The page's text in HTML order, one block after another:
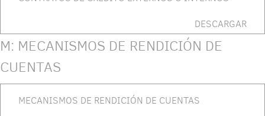
DESCARGAR
M: MECANISMOS DE RENDICIÓN DE
CUENTAS
MECANISMOS DE RENDICIÓN DE CUENTAS